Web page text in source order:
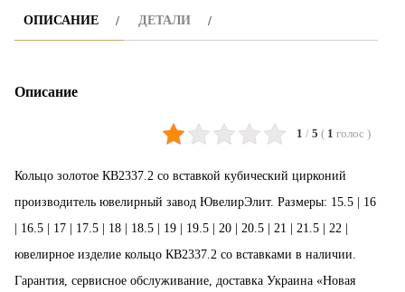
ОПИСАНИЕ ДЕТАЛИ
Описание
1 / 5 ( 1 голос )
Кольцо золотое КВ2337.2 со вставкой кубический цирконий
производитель ювелирный завод ЮвелирЭлит. Размеры: 15.5 | 16
| 16.5 | 17 | 17.5 | 18 | 18.5 | 19 | 19.5 | 20 | 20.5 | 21 | 21.5 | 22 |
ювелирное изделие кольцо КВ2337.2 со вставками в наличии.
Гарантия, сервисное обслуживание, доставка Украина «Новая